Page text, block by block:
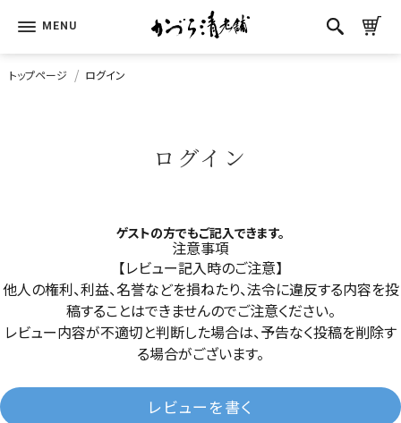
トップページ ログイン
ログイン
ゲストの方でもご記入できます。
注意事項
【レビュー記入時のご注意】
他人の権利、利益、名誉などを損ねたり、法令に違反する内容を投
稿することはできませんのでご注意ください。
レビュー内容が不適切と判断した場合は、予告なく投稿を削除す
る場合がございます。
レビューを書く